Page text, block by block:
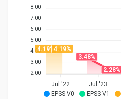
EPSS V0 EPSS V1
8.00
7.00
6.00
5.00
4.00
3.00
2.00
4.19%4.19%
3.48%
2.28%
Jul '22 Jul '23